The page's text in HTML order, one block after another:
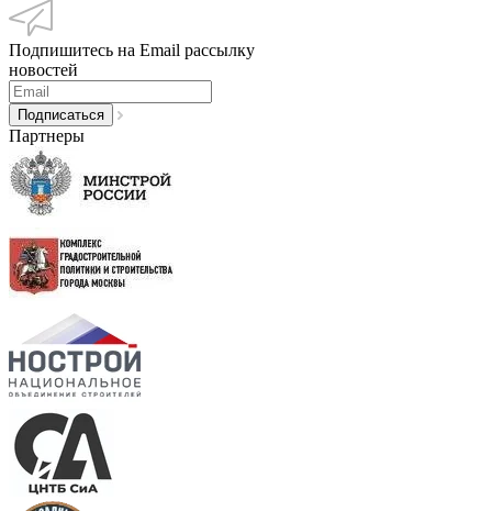
Подпишитесь на Email рассылку
новостей
Партнеры